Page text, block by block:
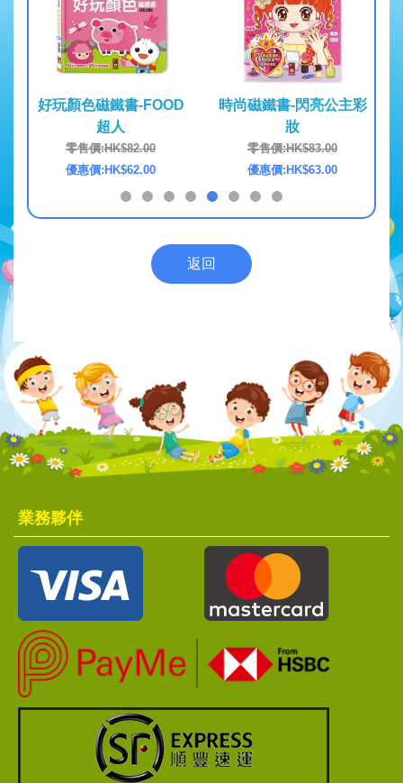
好玩顏色磁鐵書-FOOD
超人
零售價:HK$82.00
優惠價:HK$62.00
時尚磁鐵書-閃亮公主彩
妝
零售價:HK$83.00
優惠價:HK$63.00
返回
業務夥伴